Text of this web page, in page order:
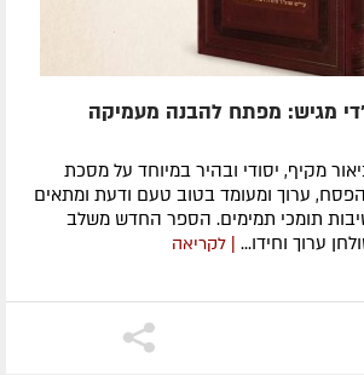
מגיש: מפתח להבנה מעמיקה
מקיף, יסודי ובהיר במיוחד על מסכת
ערוך ומעומד בטוב טעם ודעת ומתאים
תומכי תמימים. ​הספר החדש משלב
ערוך וחידו... | לקריאה